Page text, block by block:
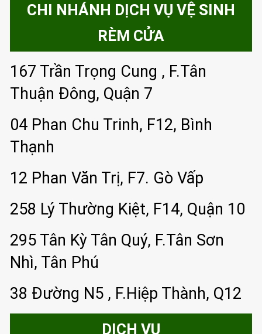
CHI NHÁNH DỊCH VỤ VỆ SINH
RÈM CỬA
167 Trần Trọng Cung , F.Tân
Thuận Đông, Quận 7
04 Phan Chu Trinh, F12, Bình
Thạnh
12 Phan Văn Trị, F7. Gò Vấp
258 Lý Thường Kiệt, F14, Quận 10
295 Tân Kỳ Tân Quý, F.Tân Sơn
Nhì, Tân Phú
38 Đường N5 , F.Hiệp Thành, Q12
DỊCH VỤ